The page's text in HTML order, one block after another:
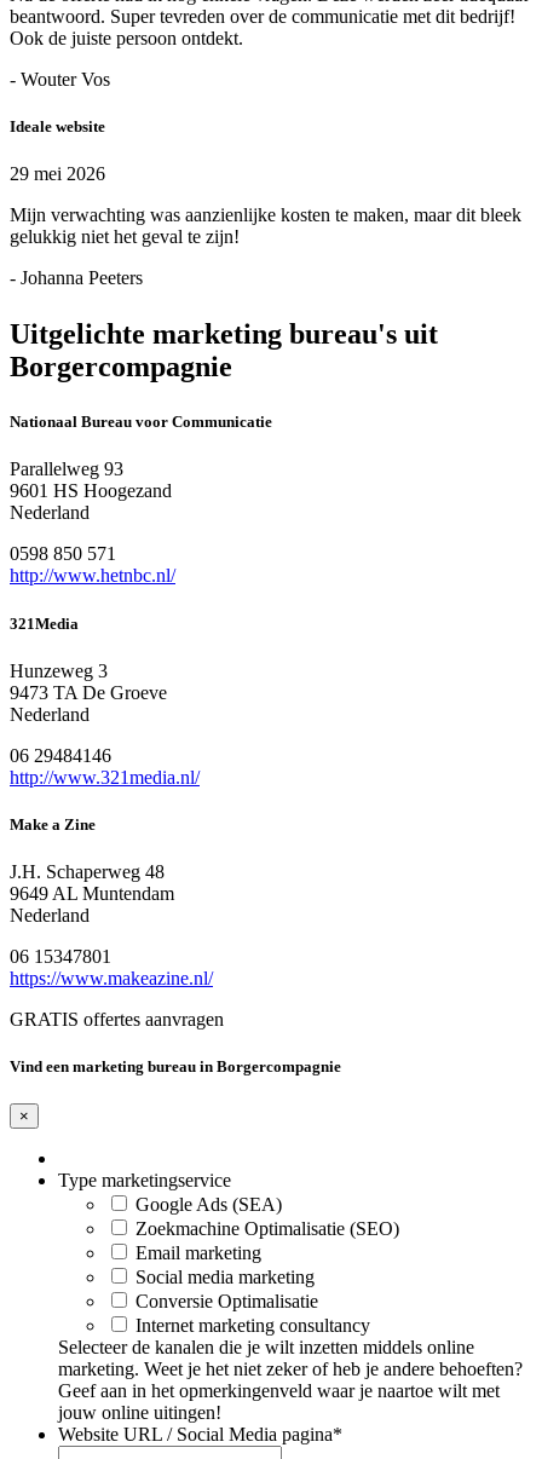
beantwoord. Super tevreden over de communicatie met dit bedrijf!
Ook de juiste persoon ontdekt.
- Wouter Vos
Ideale website
29 mei 2026
Mijn verwachting was aanzienlijke kosten te maken, maar dit bleek
gelukkig niet het geval te zijn!
- Johanna Peeters
Uitgelichte marketing bureau's uit
Borgercompagnie
Nationaal Bureau voor Communicatie
Parallelweg 93
9601 HS Hoogezand
Nederland
0598 850 571
http://www.hetnbc.nl/
321Media
Hunzeweg 3
9473 TA De Groeve
Nederland
06 29484146
http://www.321media.nl/
Make a Zine
J.H. Schaperweg 48
9649 AL Muntendam
Nederland
06 15347801
https://www.makeazine.nl/
GRATIS offertes aanvragen
Vind een marketing bureau in Borgercompagnie
×
Type marketingservice
Google Ads (SEA)
Zoekmachine Optimalisatie (SEO)
Email marketing
Social media marketing
Conversie Optimalisatie
Internet marketing consultancy
Selecteer de kanalen die je wilt inzetten middels online
marketing. Weet je het niet zeker of heb je andere behoeften?
Geef aan in het opmerkingenveld waar je naartoe wilt met
jouw online uitingen!
Website URL / Social Media pagina*